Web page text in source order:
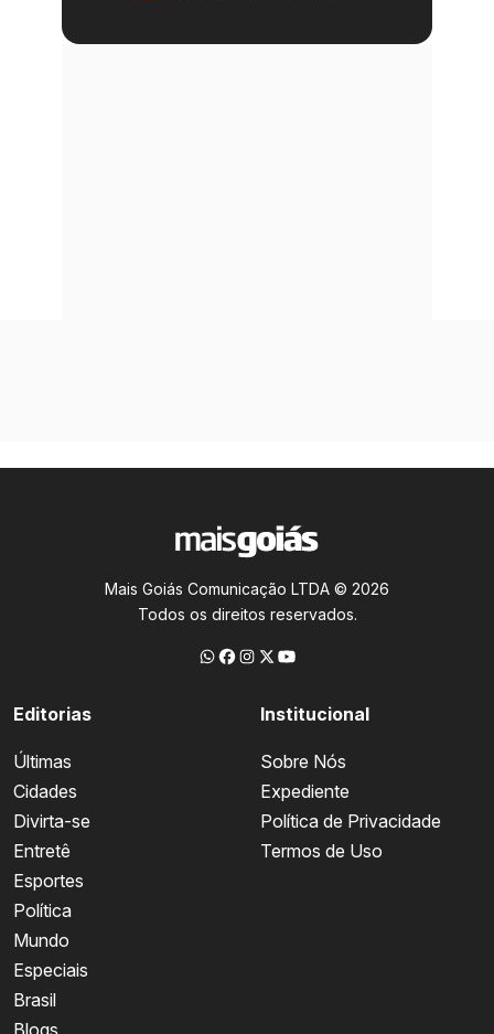
Mais Goiás Comunicação LTDA © 2026
Todos os direitos reservados.
Editorias
Últimas
Cidades
Divirta-se
Entretê
Esportes
Política
Mundo
Especiais
Brasil
Institucional
Sobre Nós
Expediente
Política de Privacidade
Termos de Uso